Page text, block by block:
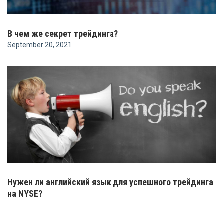
В чем же секрет трейдинга?
September 20, 2021
Нужен ли английский язык для успешного трейдинга
на NYSE?